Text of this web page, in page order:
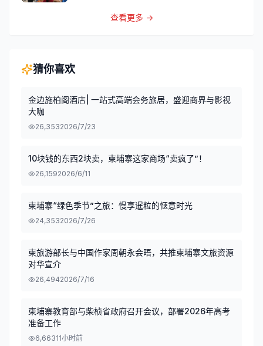
查看更多 →
猜你喜欢
金边施柏阁酒店| 一站式高端会务旅居，盛迎商界与影视
大咖
26,3532026/7/23
10块钱的东西2块卖，柬埔寨这家商场“卖疯了”！
26,1592026/6/11
柬埔寨“绿色季节”之旅：慢享暹粒的惬意时光
24,3532026/7/26
柬旅游部长与中国作家周朝永会晤，共推柬埔寨文旅资源
对华宣介
26,4942026/7/16
柬埔寨教育部与柴桢省政府召开会议，部署2026年高考
准备工作
6,66311小时前